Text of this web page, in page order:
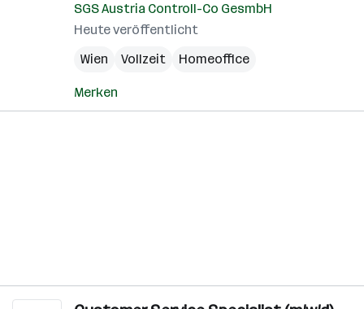
SGS Austria Controll-Co GesmbH
Heute veröffentlicht
Wien
Vollzeit Homeoffice
Merken